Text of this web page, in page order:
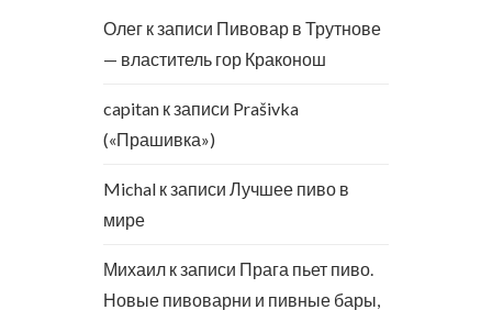
Олег к записи Пивовар в Трутнове
— властитель гор Краконош
capitan к записи Prašivka
(«Прашивка»)
Michal к записи Лучшее пиво в
мире
Михаил к записи Прага пьет пиво.
Новые пивоварни и пивные бары,